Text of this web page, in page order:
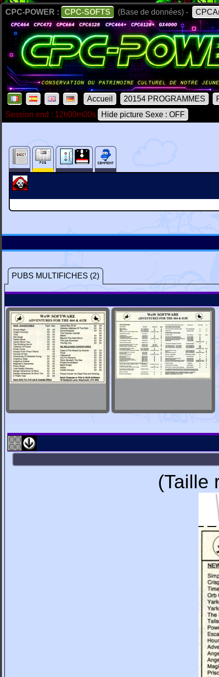
CPC-POWER : CPC-SOFTS (Base de données) -
Accueil 20154 PROGRAMMES
Session end : 12h00m00s
Hide picture Sexe : OFF
PUBS MULTIFICHES (2)
(Taille